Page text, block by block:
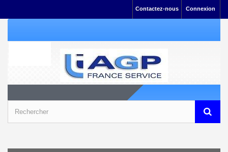
Connexion
Contactez-nous